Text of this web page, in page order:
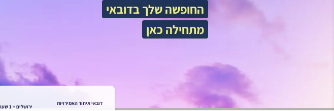
החופשה שלך בדובאי
מתחילה כאן
דובאי איחוד האמירויות ירושלים + 1 שעה